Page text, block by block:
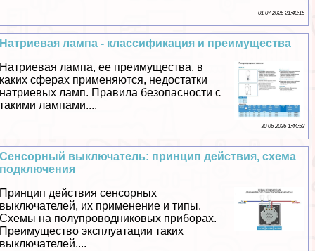
01 07 2026 21:40:15
Натриевая лампа - классификация и преимущества
Натриевая лампа, ее преимущества, в
каких сферах применяются, недостатки
натриевых ламп. Правила безопасности с
такими лампами....
30 06 2026 1:44:52
Сенсорный выключатель: принцип действия, схема
подключения
Принцип действия сенсорных
выключателей, их применение и типы.
Схемы на полупроводниковых приборах.
Преимущество эксплуатации таких
выключателей....